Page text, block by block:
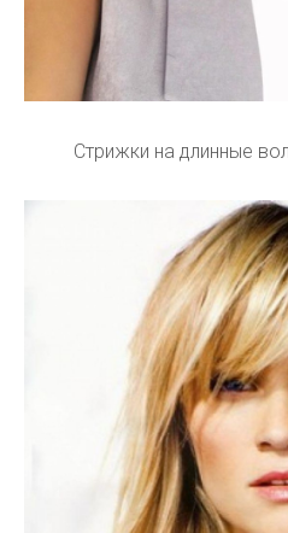
Стрижки на длинные